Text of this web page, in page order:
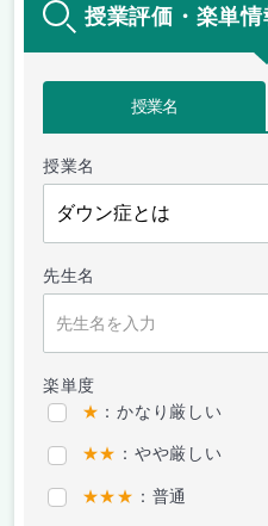
授業評価・楽単
授業名
授業名
先生名
楽単度
★ ：かなり厳しい
★★ ：やや厳しい
★★★ ：普通